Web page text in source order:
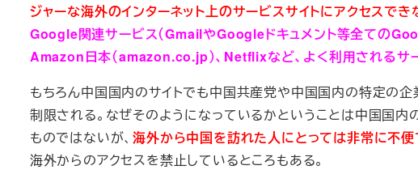
ジャーな海外のインターネット上のサービスサイトにアクセスでき
Google関連サービス（GmailやGoogleドキュメント等全ての
Amazon日本（amazon.co.jp）、Netflixなど、よく利用されるサ
もちろん中国国内のサイトでも中国共産党や中国国内の特定の
制限される。なぜそのようになっているかということは中国国
ものではないが、海外から中国を訪れた人にとっては非常に不
海外からのアクセスを禁止しているところもある。